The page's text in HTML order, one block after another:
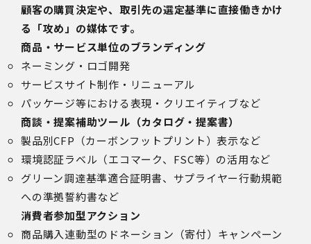
顧客の購買決定や、取引先の選定基準に直接働きかけ
る「攻め」の媒体です。
商品・サービス単位のブランディング
ネーミング・ロゴ開発
サービスサイト制作・リニューアル
パッケージ等における表現・クリエイティブなど
商談・提案補助ツール（カタログ・提案書）
製品別CFP（カーボンフットプリント）表示など
環境認証ラベル（エコマーク、FSC等）の活用など
グリーン調達基準適合証明書、サプライヤー行動規範
への準拠誓約書など
消費者参加型アクション
商品購入連動型のドネーション（寄付）キャンペーン